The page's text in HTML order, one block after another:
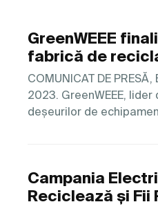
GreenWEEE
fabrică de
COMUNICAT DE
2023. GreenWEEE,
deșeurilor de
Campania
Reciclează și Fii